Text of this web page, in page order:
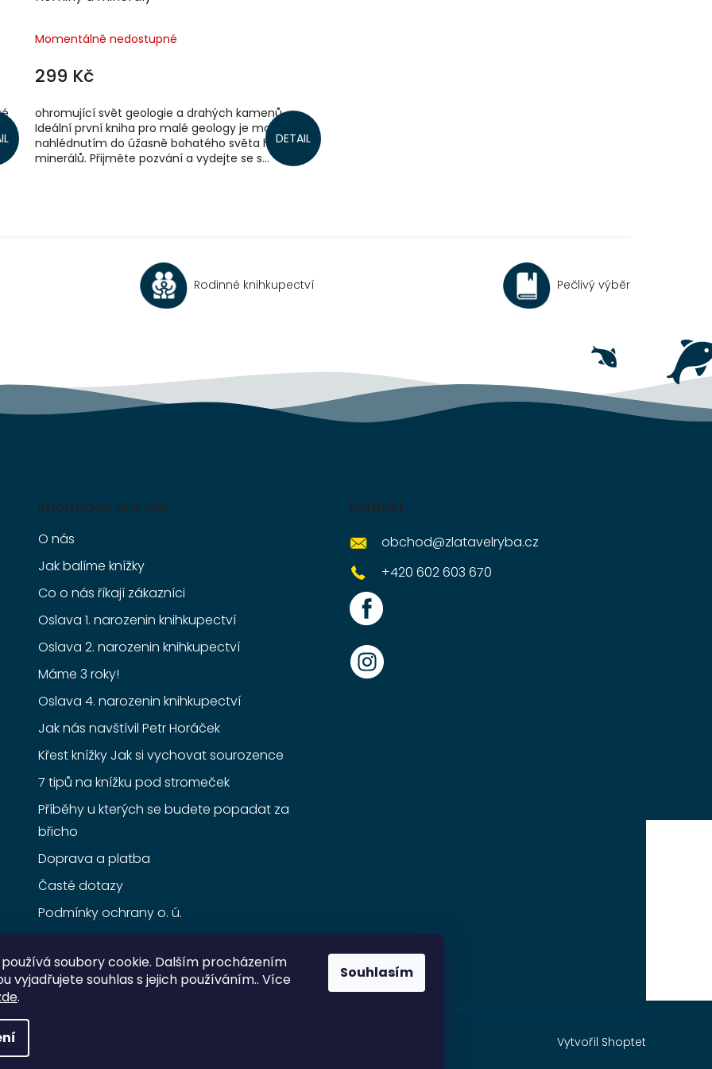
soubory cookie. Dalším procházením
vyjadřujete souhlas s jejich používáním.. Více
.
Souhlasím
Momentálně nedostupné
299 Kč
DETAIL
ohromující svět geologie a drahých kamenů
Ideální první kniha pro malé geology je malým
nahlédnutím do úžasně bohatého světa hornin a
minerálů. Přijměte pozvání a vydejte se s...
a
c
í
y
ý
Rodinné knihkupectví Pečlivý výběr
Informace pro vás
O nás
Jak balíme knížky
Co o nás říkají zákazníci
Oslava 1. narozenin knihkupectví
Oslava 2. narozenin knihkupectví
Máme 3 roky!
Oslava 4. narozenin knihkupectví
Jak nás navštívil Petr Horáček
Křest knížky Jak si vychovat sourozence
7 tipů na knížku pod stromeček
Příběhy u kterých se budete popadat za
břicho
Doprava a platba
Časté dotazy
Podmínky ochrany o. ú.
Obchodní podmínky
Kontakt
obchod@zlatavelryba.cz
+420 602 603 670
Vytvořil Shoptet